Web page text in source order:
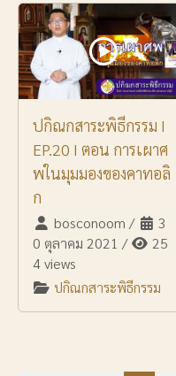
ปกิณกสาระพิธีกรรม I
EP.20 I ตอน การเผาศ
พในมุมมองของคาทอลิ
ก
bosconoom /
3
0 ตุลาคม 2021 /
25
4 views
ปกิณกสาระพิธีกรรม